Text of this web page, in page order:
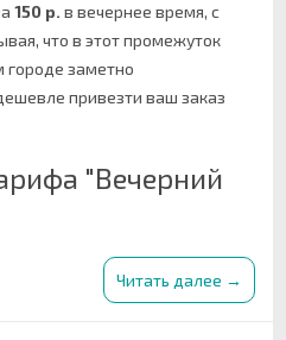
150 р. в вечернее время, с
что в этот промежуток
городе заметно
привезти ваш заказ
"Вечерний
Читать далее →